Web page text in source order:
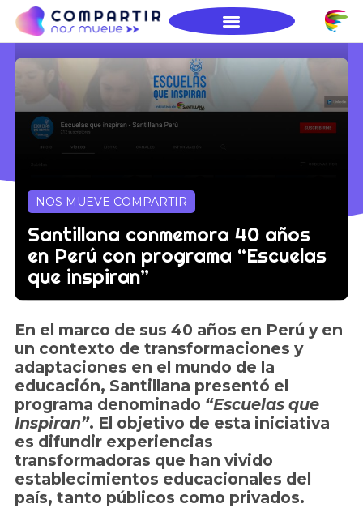
NOS MUEVE COMPARTIR
Santillana conmemora 40 años
en Perú con programa “Escuelas
que inspiran”
En el marco de sus 40 años en Perú y en
un contexto de transformaciones y
adaptaciones en el mundo de la
educación, Santillana presentó el
programa denominado “Escuelas que
Inspiran”. El objetivo de esta iniciativa
es difundir experiencias
transformadoras que han vivido
establecimientos educacionales del
país, tanto públicos como privados.